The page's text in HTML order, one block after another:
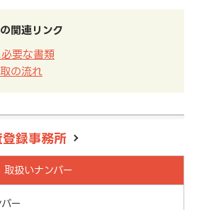
関連リンク
要な書類
の流れ
録事務所
取扱いナンバー
ー